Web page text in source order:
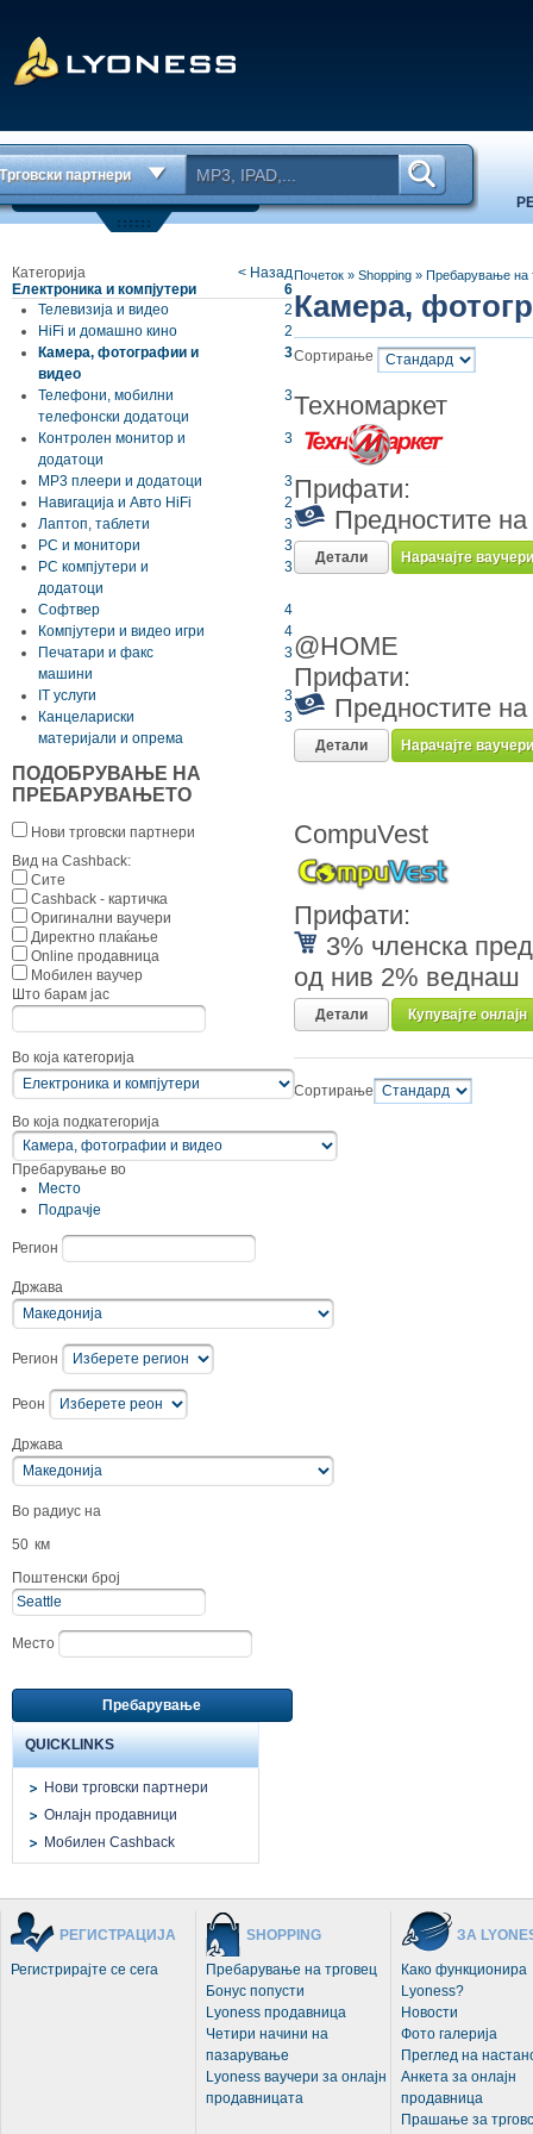
Трговски партнери
Категорија
< Назад
Електроника и компјутери
6
Телевизија и видео
2
HiFi и домашно кино
2
Камера, фотографии и
видео
3
Телефони, мобилни
телефонски додатоци
3
Контролен монитор и
додатоци
3
МР3 плеери и додатоци
3
Навигација и Авто HiFi
2
Лаптоп, таблети
3
РС и монитори
3
РС компјутери и
додатоци
3
Софтвер
4
Компјутери и видео игри
4
Печатари и факс
машини
3
IT услуги
3
Канцелариски
материјали и опрема
3
ПОДОБРУВАЊЕ НА
ПРЕБАРУВАЊЕТО
Нови трговски партнери
Вид на Cashback:
Сите
Cashback - картичка
Оригинални ваучери
Директно плаќање
Online продавница
Мобилен ваучер
Што барам јас
Во која категорија
Во која подкатегорија
Пребарување во
Место
Подрачје
Регион
Држава
Регион
Реон
Држава
Во радиус на
50 км
Поштенски број
Место
Пребарување
QUICKLINKS
Нови трговски партнери
Онлајн продавници
Мобилен Cashback
Почеток» Shopping» Пребарување на
Камера,
Сортирање
Техномаркет
Прифати:
Предностите
Детали Нарачајте ваучери
@HOME
Прифати:
Предностите
Детали Нарачајте ваучери
CompuVest
Прифати:
3% членска
од нив 2% веднаш
Детали Купувајте онлајн
Сортирање
РЕГИСТРАЦИЈА
Регистрирајте се сега
SHOPPING
Пребарување на трговец
Бонус попусти
Lyoness продавница
Четири начини на
пазарување
Lyoness ваучери за онлајн
продавницата
ЗА
Како функционира
Lyoness?
Новости
Фото галерија
Преглед на
Анкета за онлајн
продавница
Прашање за